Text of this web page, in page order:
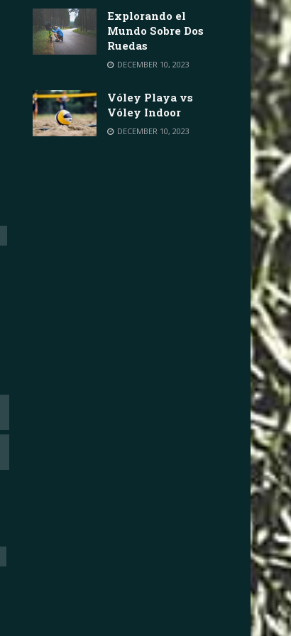
Explorando el
Mundo Sobre Dos
Ruedas
DECEMBER 10, 2023
Vóley Playa vs
Vóley Indoor
DECEMBER 10, 2023